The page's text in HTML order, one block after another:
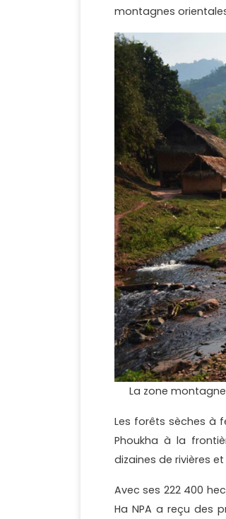
montagnes
La zone
Les forêts sèches à
Phoukha à la
dizaines de rivières
Avec ses 222 400
Ha NPA a reçu des